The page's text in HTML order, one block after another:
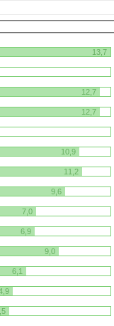
13,7
12,7
12,7
10,9
11,2
9,6
7,0
6,9
9,0
6,1